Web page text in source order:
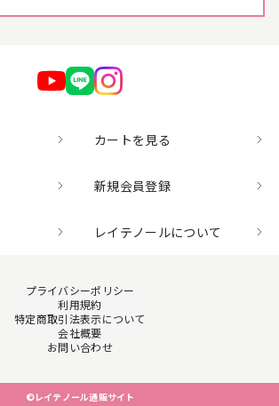
カートを見る
新規会員登録
レイテノールについて
プライバシーポリシー
利用規約
特定商取引法表示について
会社概要
お問い合わせ
©レイテノール通販サイト